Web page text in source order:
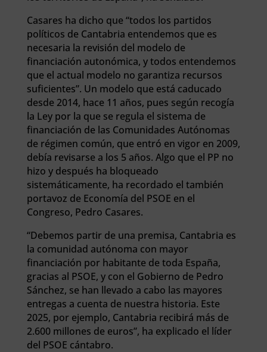
Casares ha dicho que “todos los partidos
políticos de Cantabria entendemos que es
necesaria la revisión del modelo de
financiación autonómica, y todos entendemos
que el actual modelo no garantiza recursos
suficientes”. Un modelo que está caducado
desde 2014, hace 11 años, pues según recogía
la Ley por la que se regula el sistema de
financiación de las Comunidades Autónomas
de régimen común, que entró en vigor en 2009,
debía revisarse a los 5 años. Algo que el PP no
hizo y después ha bloqueado
sistemáticamente, ha recordado el también
portavoz de Economía del PSOE en el
Congreso, Pedro Casares.
“Debemos partir de una premisa, Cantabria es
la comunidad autónoma con mayor
financiación por habitante de toda España,
gracias al PSOE, y con el Gobierno de Pedro
Sánchez, se han llevado a cabo las mayores
entregas a cuenta de nuestra historia. Este
2025, por ejemplo, Cantabria recibirá más de
2.600 millones de euros”, ha explicado el líder
del PSOE cántabro.